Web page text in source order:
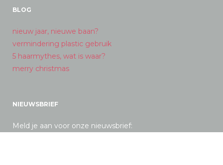
BLOG
nieuw jaar, nieuwe baan?
vermindering plastic gebruik
5 haarmythes, wat is waar?
merry christmas
NIEUWSBRIEF
Meld je aan voor onze nieuwsbrief: